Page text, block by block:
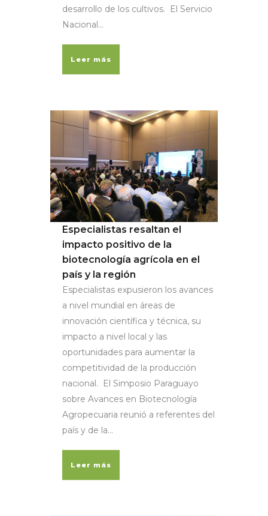
desarrollo de los cultivos. El Servicio
Nacional...
Leer más
Especialistas resaltan el
impacto positivo de la
biotecnología agrícola en el
país y la región
Especialistas expusieron los avances
a nivel mundial en áreas de
innovación científica y técnica, su
impacto a nivel local y las
oportunidades para aumentar la
competitividad de la producción
nacional. El Simposio Paraguayo
sobre Avances en Biotecnología
Agropecuaria reunió a referentes del
país y de la...
Leer más